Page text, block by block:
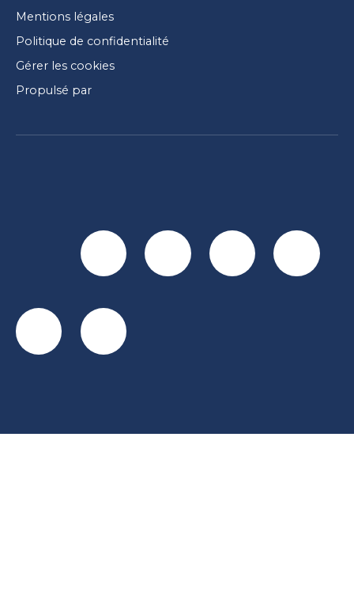
Mentions légales
Politique de confidentialité
Gérer les cookies
Propulsé par